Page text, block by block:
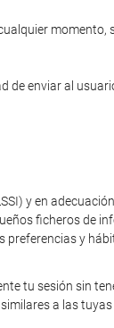
momento,
de enviar al
y en
ficheros de
preferencias y
tu sesión sin
a las